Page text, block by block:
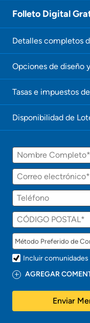
Folleto Digital
Detalles completos
Opciones de diseño
Tasas e impuestos
Disponibilidad de
Incluir
AGREGAR
Enviar